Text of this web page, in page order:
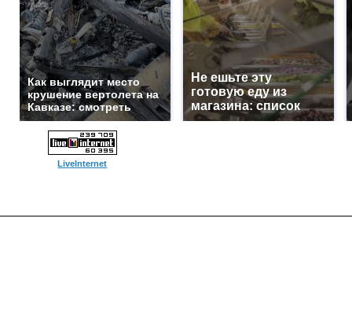
Как выглядит место
крушение вертолета на
Кавказе: смотреть
Не ешьте эту
готовую еду из
магазина: список
LiveInternet